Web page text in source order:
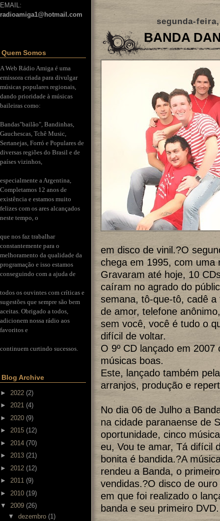
EMAIL:
radioamiga1@hotmail.com
Quem Somos
A Web Rádio Amiga é uma
emissora criada para divulgar
músicas populares regionais,
dando prioridade à músicas
baileiras como:
Bandas"bailão", Bandinhas,
Gauchescas, Tchê Music,
Sertanejas, Forró e Populares de
diversas regiões do Brasil e de
países vizinhos,
especialmente a Argentina,
Completamos 12 anos de
existência e estamos muito
felizes com os ares alcançados
neste tempo, o
que nos faz trabalhar
constantemente para o
melhoramento da qualidade da
programação e isso estamos
conseguindo com a ajuda de
todos os ouvintes com críticas e
sugestões que sempre são bem
aceitas. Obrigado a todos,
adicionem nossa rádio aos
favoritos e
continuem curtindo sucessos.
Blog Archive
► 2022 (2)
► 2021 (4)
► 2020 (9)
► 2015 (12)
► 2014 (70)
► 2013 (21)
► 2012 (12)
► 2011 (9)
► 2010 (19)
▼ 2009 (26)
▼ dezembro (1)
segunda-
BANDA
em disco de vinil.?O
chega em 1995, com uma
Gravaram até hoje, 10
caíram no agrado do
semana, tô-que-tô, cadê
de amor, telefone
sem você, você é tudo o
difícil de voltar.
O 9º CD lançado em
músicas boas.
Este, lançado também
arranjos, produção e
No dia 06 de Julho a
na cidade paranaense de
oportunidade, cinco
eu, Vou te amar, Tá difícil
bonita é bandida.?A
rendeu a Banda, o
vendidas.?O disco de
em que foi realizado o
banda e seu primeiro DVD.